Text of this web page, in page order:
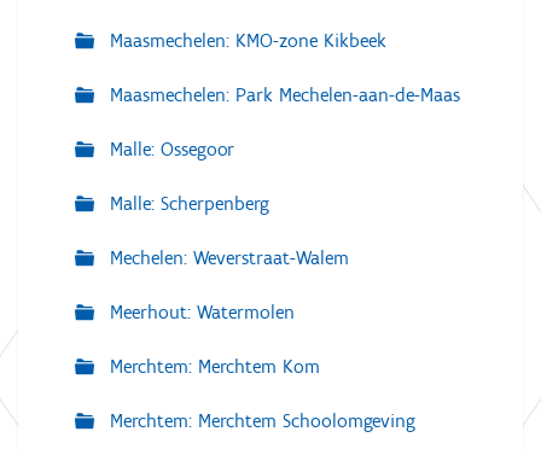
Maasmechelen: KMO-zone Kikbeek
Maasmechelen: Park Mechelen-aan-de-Maas
Malle: Ossegoor
Malle: Scherpenberg
Mechelen: Weverstraat-Walem
Meerhout: Watermolen
Merchtem: Merchtem Kom
Merchtem: Merchtem Schoolomgeving